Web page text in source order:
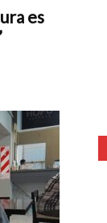
es